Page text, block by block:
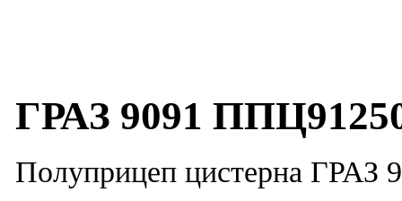
ГРАЗ 9091
Полуприцеп цистерна ГРАЗ